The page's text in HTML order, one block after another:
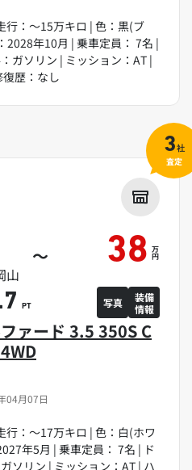
行：～15万キロ | 色：黒(ブ
2028年10月 | 乗車定員： 7名 |
ガソリン | ミッション：AT |
歴：なし
04月07日
ァード 3.5 350S C
行：～17万キロ | 色：白(ホワ
年5月 | 乗車定員： 7名 | ド
ソリン | ミッション：AT | ハ
～ 38 万
円
山
PT 写真
装備
情報
3社
査定